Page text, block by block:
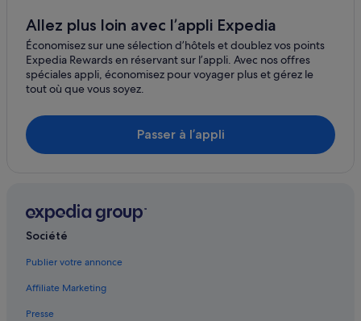
Cirella : Chambres d’hôtes
Cirella : hôtels Hôtels avec bar
Cirella : hôtels Hôtels avec parking
Cirella : hôtels Hôtels pas chers
Cirella : hôtels
Cittadella del Capo : hôtels Hôtels de luxe
Diamante : Maison d’hôtes
Diamante : hôtels Hôtels LGBTQIA+ friendly
Diamante : hôtels Hôtels pas chers
Diamante : hôtels
Allez plus loin avec l’appli Expedia
Économisez sur une sélection d’hôtels et doublez vos points
Expedia Rewards en réservant sur l’appli. Avec nos offres
spéciales appli, économisez pour voyager plus et gérez le
tout où que vous soyez.
Passer à l’appli
Société
Publier votre annonce
Affiliate Marketing
Presse